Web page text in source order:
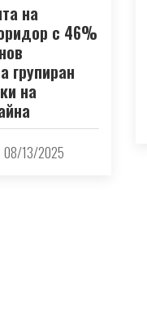
на
с 46%
групиран
на
08/13/2025